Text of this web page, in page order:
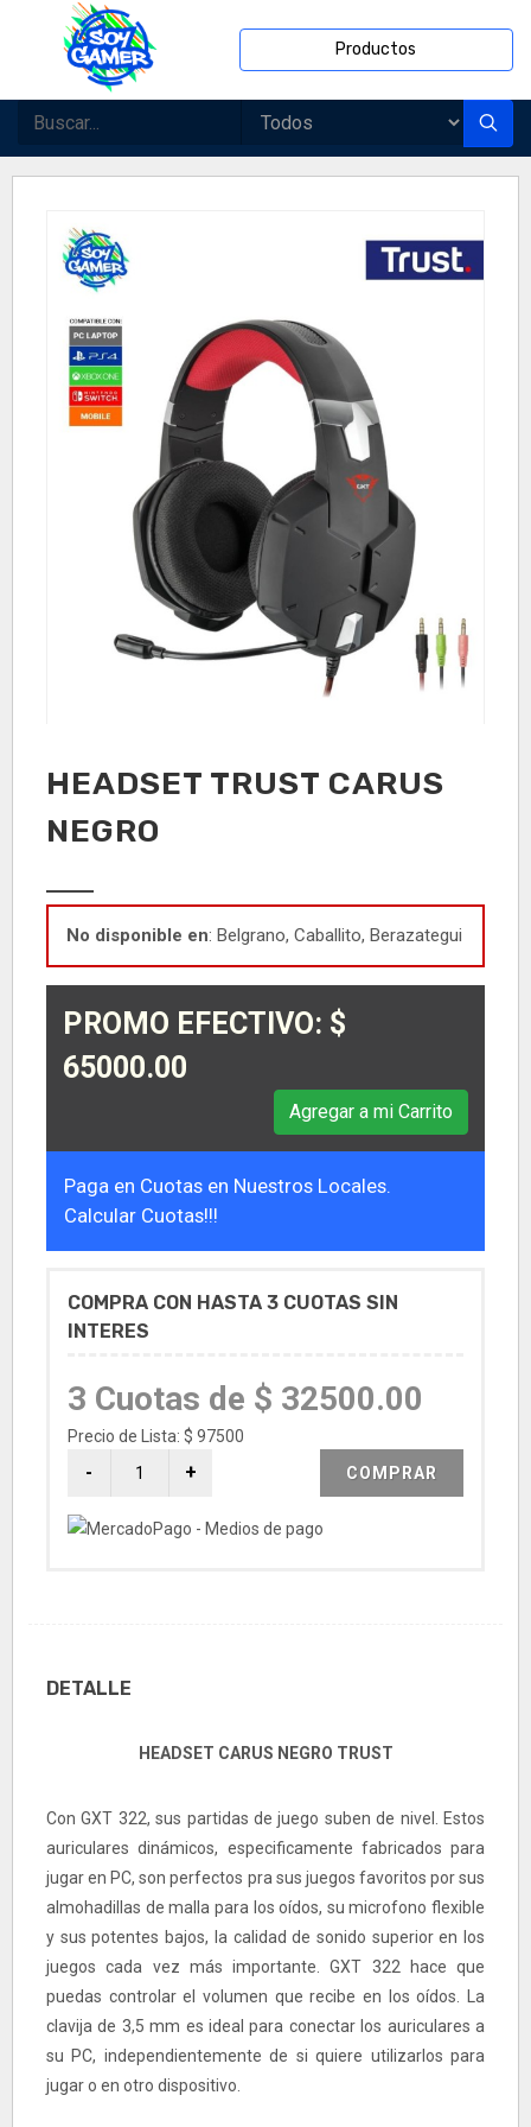
Productos
HEADSET TRUST CARUS
NEGRO
No disponible en: Belgrano, Caballito, Berazategui
PROMO EFECTIVO: $
65000.00
Agregar a mi Carrito
Paga en Cuotas en Nuestros Locales.
Calcular Cuotas!!!
COMPRA CON HASTA 3 CUOTAS SIN
INTERES
3 Cuotas de $ 32500.00
Precio de Lista: $ 97500
COMPRAR
DETALLE
HEADSET CARUS NEGRO TRUST
Con GXT 322, sus partidas de juego suben de nivel. Estos
auriculares dinámicos, especificamente fabricados para
jugar en PC, son perfectos pra sus juegos favoritos por sus
almohadillas de malla para los oídos, su microfono flexible
y sus potentes bajos, la calidad de sonido superior en los
juegos cada vez más importante. GXT 322 hace que
puedas controlar el volumen que recibe en los oídos. La
clavija de 3,5 mm es ideal para conectar los auriculares a
su PC, independientemente de si quiere utilizarlos para
jugar o en otro dispositivo.